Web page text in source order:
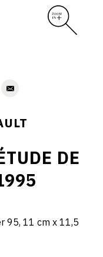
DE
95, 11 cm x 11,5